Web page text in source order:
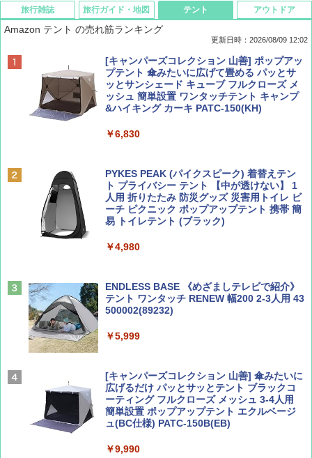
旅行雑誌
BE-PAL(ビ-パル) 2026年 9 月号【特別付録:
SOTO ミニマル"旅"財布 ランダム2種】
￥1,500
￥713
AIRLINE（エアライン）2026年9月号【特
集】ボーイング110周年を祝して！
￥1,760
旅行ガイド・地図
地球の歩き方 スター・ウォーズ
￥2,695
￥2,079
球の歩き方A ヨーロッパ
ァキア 2026～2027 地球の歩き方A ヨーロッ
￥2,277
新しい日本地理 地図・統計・移動から読み
解く (講談社現代新書)
￥1,540
テント
Amazon テント の売れ筋ランキング
更新日時：2026/08/09 12:02
[キャンパーズコレクション 山善] ポップアッ
プテント 傘みたいに広げて畳める パッとサ
ッとサンシェード キューブ フルクローズ メ
ッシュ 簡単設置 ワンタッチテント キャンプ
&ハイキング カーキ PATC-150(KH)
￥6,830
PYKES PEAK (パイクスピーク) 着替えテン
ト プライバシー テント 【中が透けない】 1
人用 折りたたみ 防災グッズ 災害用トイレ ビ
ーチ ピクニック ポップアップテント 携帯 簡
易 トイレテント (ブラック)
￥4,980
ENDLESS BASE 《めざましテレビで紹介》
テント ワンタッチ RENEW 幅200 2-3人用 43
500002(89232)
￥5,999
[キャンパーズコレクション 山善] 傘みたいに
広げるだけ パッとサッとテント ブラックコ
ーティング フルクローズ メッシュ 3-4人用
簡単設置 ポップアップテント エクルベージ
ュ(BC仕様) PATC-150B(EB)
￥9,990
アウトドア